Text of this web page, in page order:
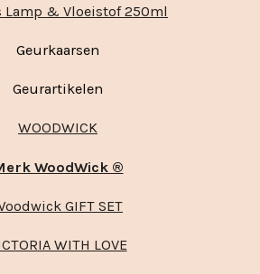
Lamp & Vloeistof 250ml
Geurkaarsen
Geurartikelen
WOODWICK
WoodWick ®
GIFT SET
WITH LOVE